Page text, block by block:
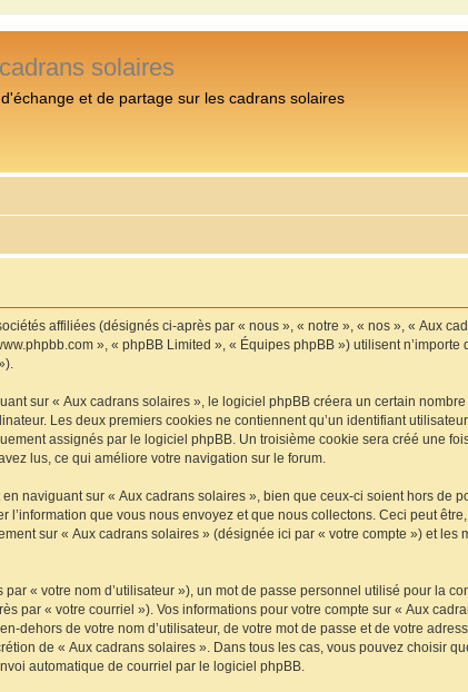
solaires
et de partage sur les cadrans solaires
affiliées (désignés ci-après par « nous », « notre », « nos », « Aux
», « phpBB Limited », « Équipes phpBB ») utilisent
sur « Aux cadrans solaires », le logiciel phpBB créera un certain
Les deux premiers cookies ne contiennent qu’un identifiant
assignés par le logiciel phpBB. Un troisième cookie sera créé une
lus, ce qui améliore votre navigation sur le forum.
naviguant sur « Aux cadrans solaires », bien que ceux-ci soient hors de
que vous nous envoyez et que nous collectons. Ceci peut
sur « Aux cadrans solaires » (désignée ici par « votre compte ») et les
« votre nom d’utilisateur »), un mot de passe personnel utilisé pour la
par « votre courriel »). Vos informations pour votre compte sur « Aux
dehors de votre nom d’utilisateur, de votre mot de passe et de votre
de « Aux cadrans solaires ». Dans tous les cas, vous pouvez choisir
automatique de courriel par le logiciel phpBB.